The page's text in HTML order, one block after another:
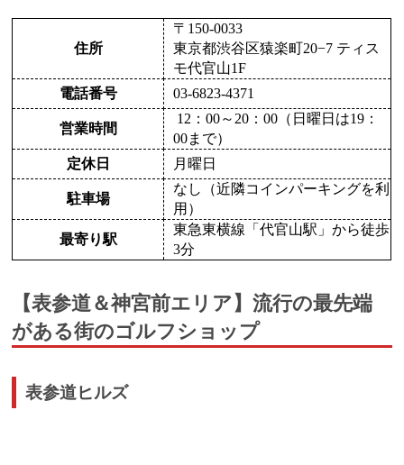
住所
〒150-0033
東京都渋谷区猿楽町20−7 ティス
モ代官山1F
電話番号
03-6823-4371
営業時間
12：00～20：00（日曜日は19：
00まで）
定休日
月曜日
駐車場
なし（近隣コインパーキングを利
用）
最寄り駅
東急東横線「代官山駅」から徒歩
3分
【表参道＆神宮前エリア】流行の最先端
がある街のゴルフショップ
表参道ヒルズ